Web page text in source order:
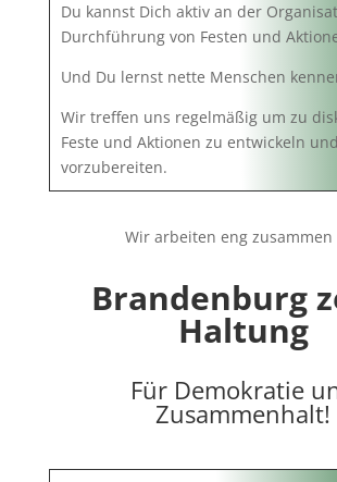
Du kannst Dich aktiv an der
Durchführung von Festen und
Und Du lernst nette Menschen
Wir treffen uns regelmäßig um zu
Feste und Aktionen zu entwickeln und
vorzubereiten.
Wir arbeiten eng
Brandenburg
Haltung
Für Demokratie
Zusammenhalt!